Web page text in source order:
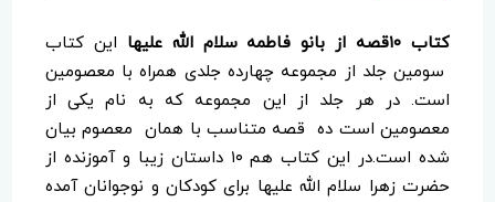
کتاب ۱۰قصه از بانو فاطمه سلام الله علیها
این کتاب
سومین جلد از مجموعه چهارده جلدی همراه با معصومین
است. در هر جلد از این مجموعه که به نام یکی از
معصومین است ده قصه متناسب با همان معصوم بیان
شده است.در این کتاب هم ۱۰ داستان زیبا و آموزنده از
حضرت زهرا سلام الله علیها برای کودکان و نوجوانان آمده